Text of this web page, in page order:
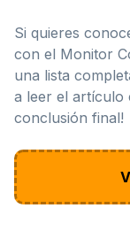
Si quieres
con el Monitor
una lista
a leer el artículo
conclusión final!